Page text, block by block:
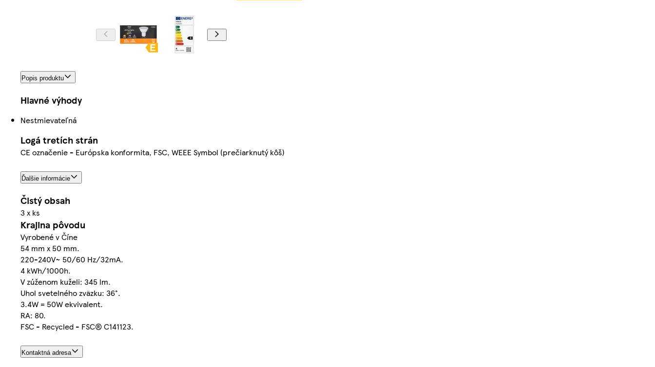
Popis produktu
Hlavné výhody
Nestmievateľná
Logá tretích strán
CE označenie - Európska konformita, FSC, WEEE Symbol (prečiarknutý kôš)
Ďalšie informácie
Čistý obsah
3 x ks
Krajina pôvodu
Vyrobené v Číne
54 mm x 50 mm.
220-240V~ 50/60 Hz/32mA.
4 kWh/1000h.
V zúženom kuželi: 345 lm.
Uhol svetelného zväzku: 36°.
3.4W = 50W ekvivalent.
RA: 80.
FSC - Recycled - FSC® C141123.
Kontaktná adresa